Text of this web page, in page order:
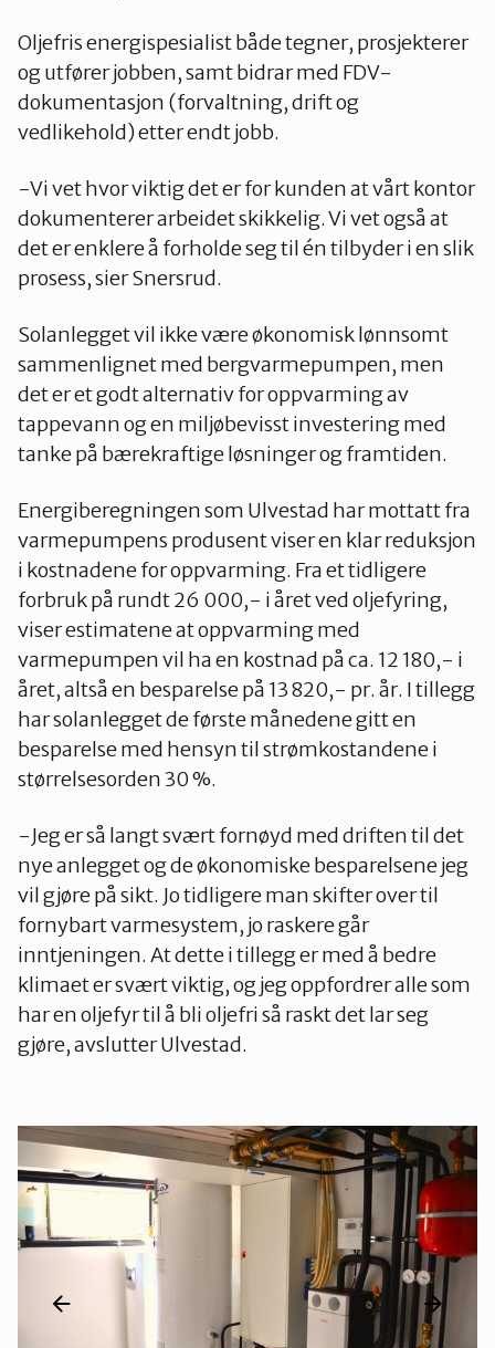
Oljefris energispesialist både tegner, prosjekterer
og utfører jobben, samt bidrar med FDV-
dokumentasjon (forvaltning, drift og
vedlikehold) etter endt jobb.
-Vi vet hvor viktig det er for kunden at vårt kontor
dokumenterer arbeidet skikkelig. Vi vet også at
det er enklere å forholde seg til én tilbyder i en slik
prosess, sier Snersrud.​
Solanlegget vil ikke være økonomisk lønnsomt
sammenlignet med bergvarmepumpen, men
det er et godt alternativ for oppvarming av
tappevann og en miljøbevisst investering med
tanke på bærekraftige løsninger og framtiden.
Energiberegningen som Ulvestad har mottatt fra
varmepumpens produsent viser en klar reduksjon
i kostnadene for oppvarming. Fra et tidligere
forbruk på rundt 26 000,- i året ved oljefyring,
viser estimatene at oppvarming med
varmepumpen vil ha en kostnad på ca. 12 180,- i
året, altså en besparelse på 13 820,- pr. år. I tillegg
har solanlegget de første månedene gitt en
besparelse med hensyn til strømkostandene i
størrelsesorden 30 %.
-Jeg er så langt svært fornøyd med driften til det
nye anlegget og de økonomiske besparelsene jeg
vil gjøre på sikt. Jo tidligere man skifter over til
fornybart varmesystem, jo raskere går
inntjeningen. At dette i tillegg er med å bedre
klimaet er svært viktig, og jeg oppfordrer alle som
har en oljefyr til å bli oljefri så raskt det lar seg
gjøre, avslutter Ulvestad.